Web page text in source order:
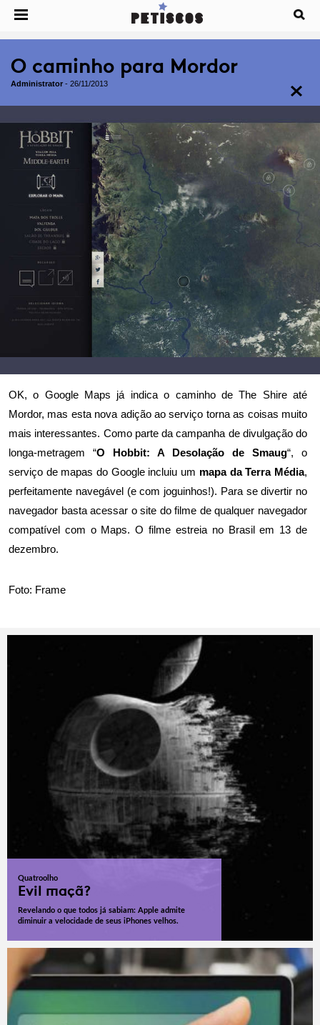
O caminho para Mordor
Administrator - 26/11/2013
OK,o Google Maps já indica o caminho de The Shire até
Mordor, mas esta nova adição ao serviço torna as coisas muito
mais interessantes. Como parte da campanha de divulgação do
longa-metragem “O Hobbit: A Desolação de Smaug“, o
serviço de mapas do Google incluiu um mapa da Terra Média,
perfeitamente navegável (e com joguinhos!). Para se divertir no
navegador basta acessar o site do filme de qualquer navegador
compatível com o Maps. O filme estreia no Brasil em 13 de
dezembro.
Foto: Frame
Quatroolho
Evil maçã?
Revelando o que todos já sabiam: Apple admite
diminuir a velocidade de seus iPhones velhos.